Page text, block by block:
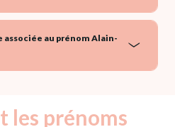
au prénom Alain-
les prénoms